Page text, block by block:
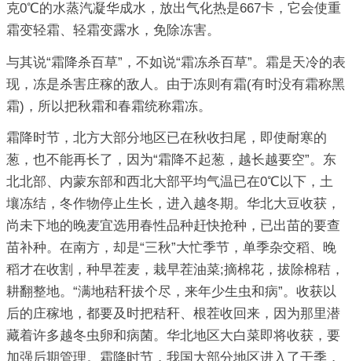
克0℃的水蒸汽凝华成水，放出气化热是667卡，它会使重
霜变轻霜、轻霜变露水，免除冻害。
与其说“霜降杀百草”，不如说“霜冻杀百草”。霜是天冷的表
现，冻是杀害庄稼的敌人。由于冻则有霜(有时没有霜称黑
霜)，所以把秋霜和春霜统称霜冻。
霜降时节，北方大部分地区已在秋收扫尾，即使耐寒的
葱，也不能再长了，因为“霜降不起葱，越长越要空”。东
北北部、内蒙东部和西北大部平均气温已在0℃以下，土
壤冻结，冬作物停止生长，进入越冬期。华北大豆收获，
尚未下地的晚麦宜选用春性品种赶快抢种，已出苗的要查
苗补种。在南方，却是“三秋”大忙季节，单季杂交稻、晚
稻才在收割，种早茬麦，栽早茬油菜;摘棉花，拔除棉秸，
耕翻整地。“满地秸秆拔个尽，来年少生虫和病”。收获以
后的庄稼地，都要及时把秸秆、根茬收回来，因为那里潜
藏着许多越冬虫卵和病菌。华北地区大白菜即将收获，要
加强后期管理。霜降时节，我国大部分地区进入了干季，